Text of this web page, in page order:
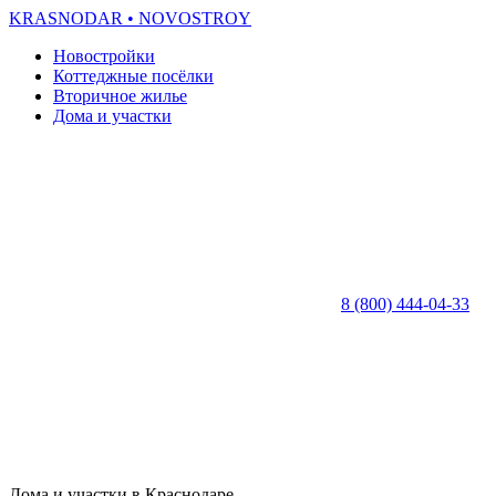
KRASNODAR • NOVOSTROY
Новостройки
Коттеджные посёлки
Вторичное жилье
Дома и участки
8 (800) 444-04-33